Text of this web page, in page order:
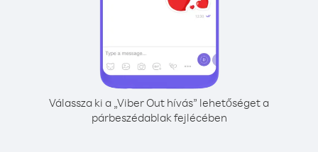
Válassza ki a „Viber Out hívás” lehetőséget a
párbeszédablak fejlécében